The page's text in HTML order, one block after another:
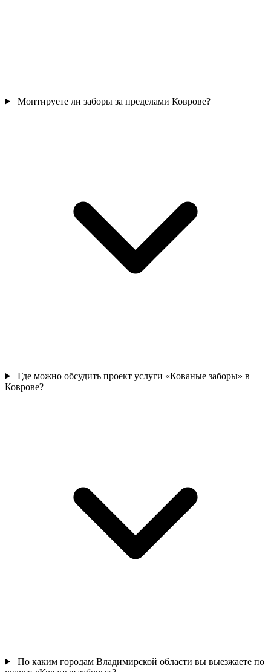
Монтируете ли заборы за пределами Коврове?
Где можно обсудить проект услуги «Кованые заборы» в
Коврове?
По каким городам Владимирской области вы выезжаете по